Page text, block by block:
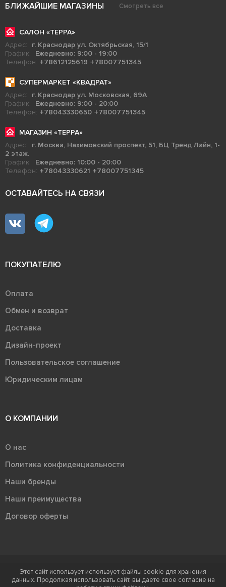
БЛИЖАЙШИЕ МАГАЗИНЫ Смотреть все
САЛОН «ТЕРРА»
Адрес:
г. Краснодар ул. Октябрьская, 15/1
График:
Ежедневно: 9:00 - 19:00
Телефон: +78612125619 +78007751345
СУПЕРМАРКЕТ «КВАДРАТ»
Адрес:
г. Краснодар ул. Московская, 69А
График:
Ежедневно: 9:00 - 20:00
Телефон: +78043330650 +78007751345
МАГАЗИН «ТЕРРА»
Адрес:
г. Москва, Нахимовский проспект, 51, БЦ Тренд Лайн, 1-
2 этаж.
График:
Ежедневно: 10:00 - 20:00
Телефон: +78043330621 +78007751345
ОСТАВАЙТЕСЬ НА СВЯЗИ
ПОКУПАТЕЛЮ
Оплата
Обмен и возврат
Доставка
Дизайн-проект
Пользовательское соглашение
Юридическим лицам
О КОМПАНИИ
О нас
Политика конфиденциальности
Наши бренды
Наши преимущества
Договор оферты
Терра - территория керамики 2026
Ⓒ Правообладателем товарного знака "Терра" является ООО "Атлас-
Этот сайт использует использует файлы cookie для хранения
данных. Продолжая использовать сайт, вы даете свое согласие на